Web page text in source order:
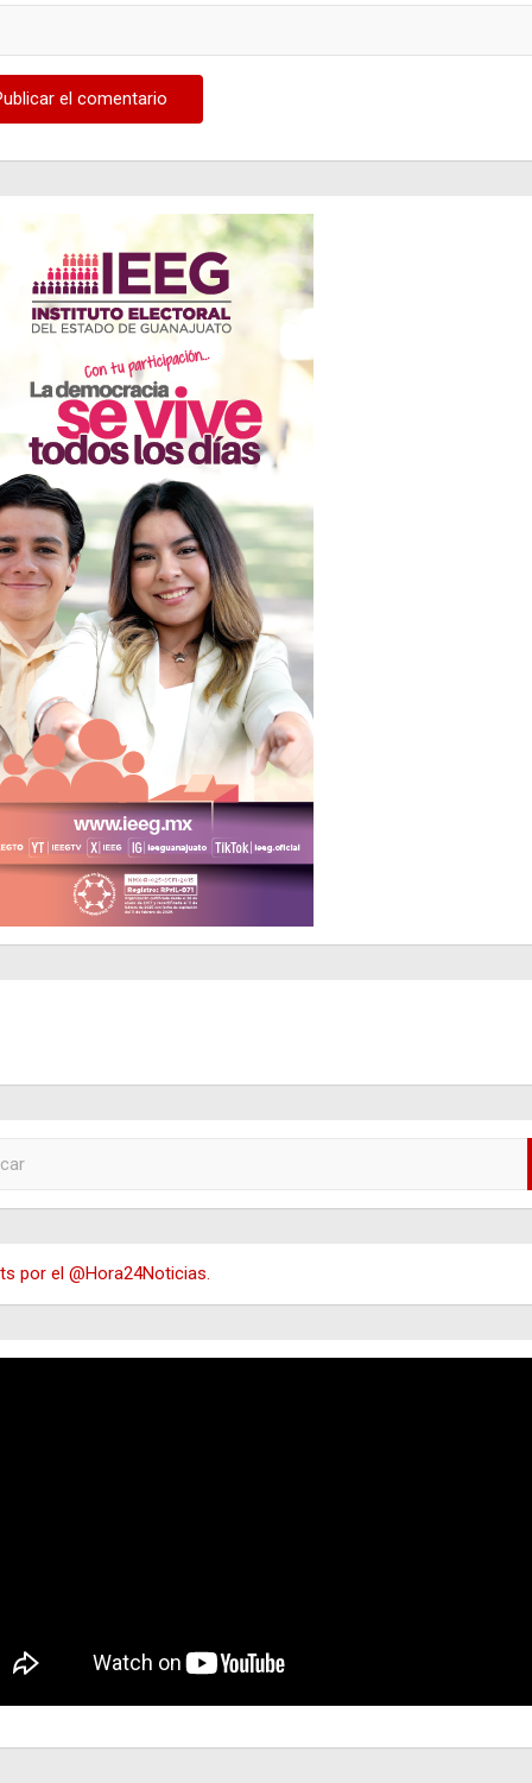
por el @Hora24Noticias.